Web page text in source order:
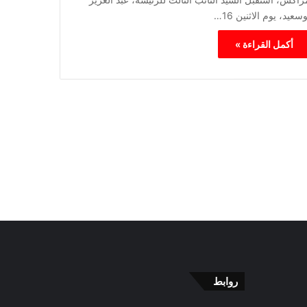
يوم الاثنين 16…
أكمل القراءة »
روابط